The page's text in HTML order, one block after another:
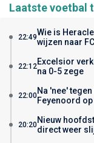
Laatste voetbal
22:49Wie is
wijzen naar
22:12Excelsior
na 0-5 zege
22:00Na 'nee'
Feyenoord
20:20Nieuw
direct weer